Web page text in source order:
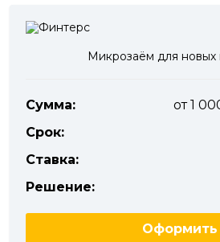
Микрозаём для новых
Сумма:
от 1
Срок:
Ставка:
Решение:
Оформить